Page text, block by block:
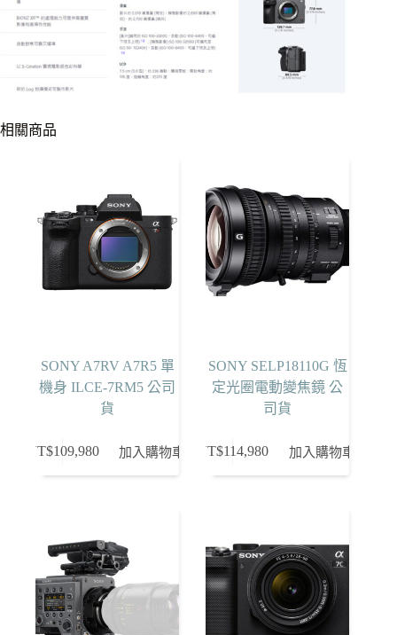
相關商品
SONY A7RV A7R5 單
機身 ILCE-7RM5 公司
貨
NT$109,980 加入購物車
SONY SELP18110G 恆
定光圈電動變焦鏡 公
司貨
NT$114,980 加入購物車